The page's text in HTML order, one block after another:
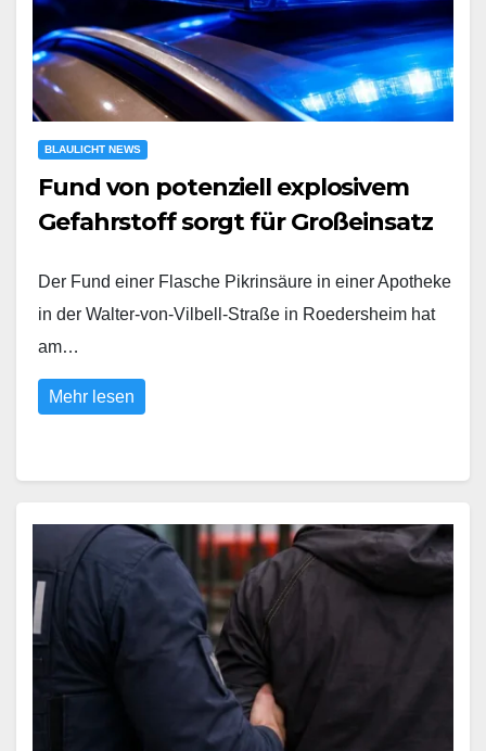
BLAULICHT NEWS
Fund von potenziell explosivem
Gefahrstoff sorgt für Großeinsatz
Der Fund einer Flasche Pikrinsäure in einer Apotheke
in der Walter-von-Vilbell-Straße in Roedersheim hat
am…
Mehr lesen